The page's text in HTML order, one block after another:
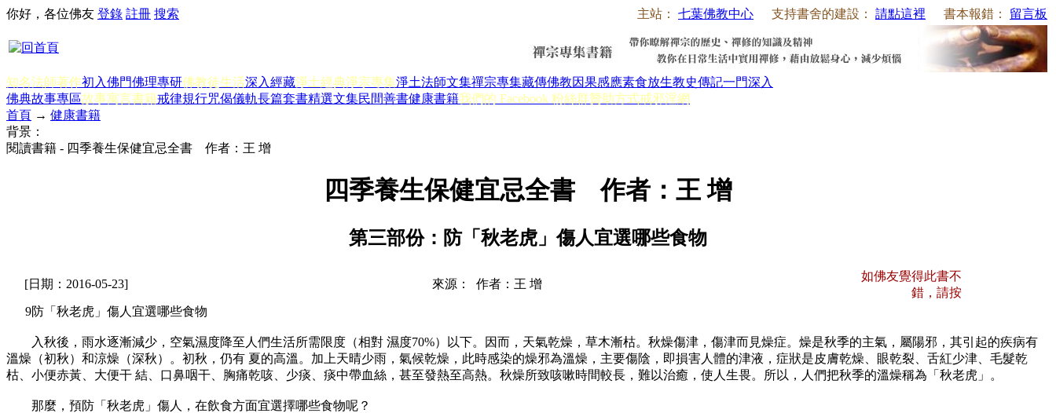
主站： 七葉佛教中心 支持書舍的建設： 請點這裡 書本報錯： 留言板
你好，各位佛友 登錄 註冊 搜索
知名法師著作初入佛門佛理專研佛教徒生活深入經藏淨土經典淨宗專集淨土法師文集禪宗專集藏傳佛教因果感應素食放生教史傳記一門深入
佛典故事專區故事寓言書籍戒律規行咒偈儀軌長篇套書精選文集民間善書健康書籍我們的 Facebook 粉絲群贊助方式戒邪淫網
首頁 → 健康書籍
背景：
閱讀書籍 - 四季養生保健宜忌全書 作者：王 增
四季養生保健宜忌全書 作者：王 增
第三部份：防「秋老虎」傷人宜選哪些食物
[日期：2016-05-23] 來源： 作者：王 增
如佛友覺得此書不
錯，請按
9防「秋老虎」傷人宜選哪些食物
入秋後，雨水逐漸減少，空氣濕度降至人們生活所需限度（相對 濕度70%）以下。因而，天氣乾燥，草木漸枯。秋燥傷津，傷津而見燥症。燥是秋季的主氣，屬陽邪，其引起的疾病有
溫燥（初秋）和涼燥（深秋）。初秋，仍有 夏的高溫。加上天晴少雨，氣候乾燥，此時感染的燥邪為溫燥，主要傷陰，即損害人體的津液，症狀是皮膚乾燥、眼乾裂、舌紅少津、毛髮乾
枯、小便赤黃、大便干 結、口鼻咽干、胸痛乾咳、少痰、痰中帶血絲，甚至發熱至高熱。秋燥所致咳嗽時間較長，難以治癒，使人生畏。所以，人們把秋季的溫燥稱為「秋老虎」。
那麼，預防「秋老虎」傷人，在飲食方面宜選擇哪些食物呢？